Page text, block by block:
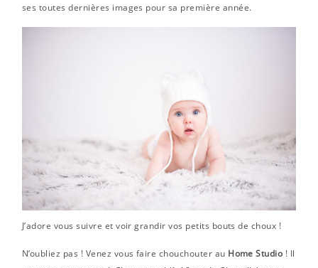
ses toutes dernières images pour sa première année.
J’adore vous suivre et voir grandir vos petits bouts de choux !
N’oubliez pas ! Venez vous faire chouchouter au Home Studio ! Il